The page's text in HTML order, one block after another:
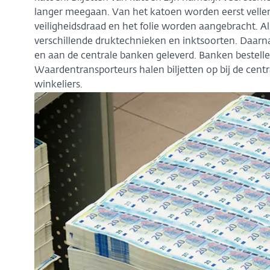
langer meegaan. Van het katoen worden eerst
veiligheidsdraad en het folie worden aangebracht.
verschillende druktechnieken en inktsoorten.
en aan de centrale banken geleverd. Banken
Waardentransporteurs halen biljetten op bij de
winkeliers.